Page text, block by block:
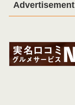
Advertisement